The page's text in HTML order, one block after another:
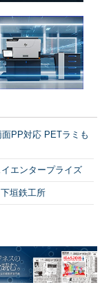
PP対応 PETラミも
エンタープライズ
垣鉄工所